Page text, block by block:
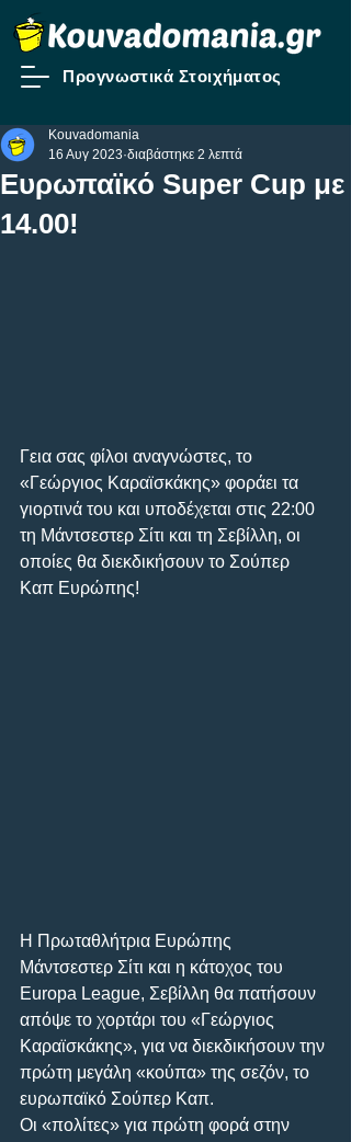
Προγνωστικά Στοιχήματος
Ευρωπαϊκό Super Cup με
14.00!
Kouvadomania
16 Αυγ 2023 διαβάστηκε 2 λεπτά
Γεια σας φίλοι αναγνώστες, το
«Γεώργιος Καραϊσκάκης» φοράει τα
γιορτινά του και υποδέχεται στις 22:00
τη Μάντσεστερ Σίτι και τη Σεβίλλη, οι
οποίες θα διεκδικήσουν το Σούπερ
Καπ Ευρώπης!
Η Πρωταθλήτρια Ευρώπης
Μάντσεστερ Σίτι και η κάτοχος του
Europa League, Σεβίλλη θα πατήσουν
απόψε το χορτάρι του «Γεώργιος
Καραϊσκάκης», για να διεκδικήσουν την
πρώτη μεγάλη «κούπα» της σεζόν, το
ευρωπαϊκό Σούπερ Καπ.
Οι «πολίτες» για πρώτη φορά στην